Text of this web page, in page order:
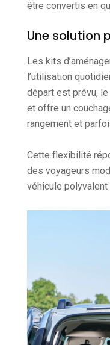
être convertis en
Une solution
Les kits
l’utilisation
départ est prévu,
et offre un
rangement et
Cette flexibilité
des voyageurs
véhicule polyvalent